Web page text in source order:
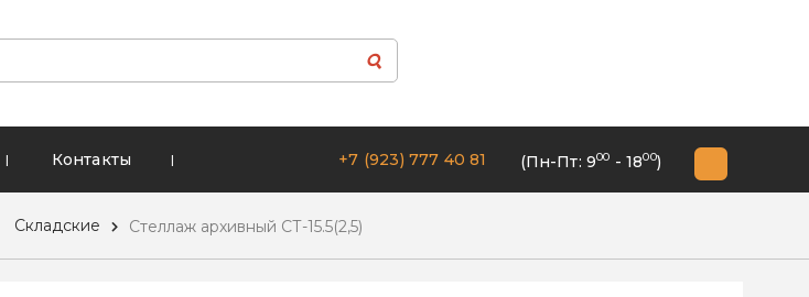
| Контакты | +7 (923) 777 40 81 (Пн-Пт: 900 - 1800)
Складские Стеллаж архивный СТ-15.5(2,5)